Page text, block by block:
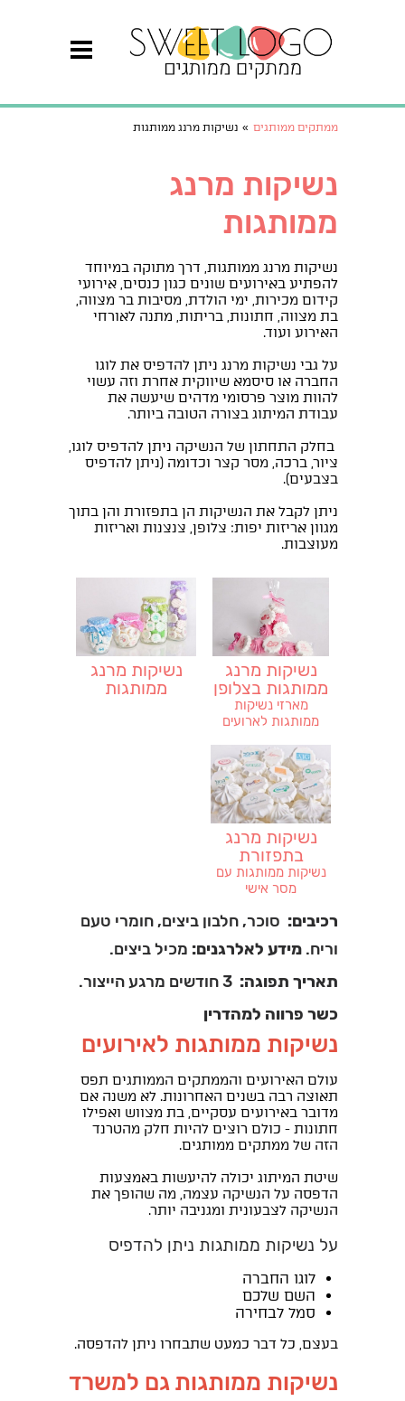
ממתקים ממותגים » נשיקות מרנג ממותגות
נשיקות מרנג
ממותגות
נשיקות מרנג ממותגות, דרך מתוקה במיוחד
להפתיע באירועים שונים כגון כנסים, אירועי
קידום מכירות, ימי הולדת, מסיבות בר מצווה,
בת מצווה, חתונות, בריתות, מתנה לאורחי
האירוע ועוד.
על גבי נשיקות מרנג ניתן להדפיס את לוגו
החברה או סיסמא שיווקית אחרת וזה עשוי
להוות מוצר פרסומי מדהים שיעשה את
עבודת המיתוג בצורה הטובה ביותר.
בחלק התחתון של הנשיקה ניתן להדפיס לוגו,
ציור, ברכה, מסר קצר וכדומה (ניתן להדפיס
בצבעים).
ניתן לקבל את הנשיקות הן בתפזורת והן בתוך
מגוון אריזות יפות: צלופן, צנצנות ואריזות
מעוצבות.
נשיקות מרנג
ממותגות בצלופן
מארזי נשיקות
ממותגות לארועים
נשיקות מרנג
ממותגות
נשיקות מרנג
בתפזורת
נשיקות ממותגות עם
מסר אישי
רכיבים: סוכר, חלבון ביצים, חומרי טעם
וריח. מידע לאלרגנים: מכיל ביצים.
תאריך תפוגה:
כשר פרווה למהדרין
נשיקות ממותגות לאירועים
עולם האירועים והממתקים הממותגים תפס
תאוצה רבה בשנים האחרונות. לא משנה אם
מדובר באירועים עסקיים, בת מצווש ואפילו
חתונות - כולם רוצים להיות חלק מהטרנד
הזה של ממתקים ממותגים.
שיטת המיתוג יכולה להיעשות באמצעות
הדפסה על הנשיקה עצמה, מה שהופך את
הנשיקה לצבעונית ומגניבה יותר.
על נשיקות ממותגות ניתן להדפיס
לוגו החברה
השם שלכם
סמל לבחירה
בעצם, כל דבר כמעט שתבחרו ניתן להדפסה.
נשיקות ממותגות גם למשרד